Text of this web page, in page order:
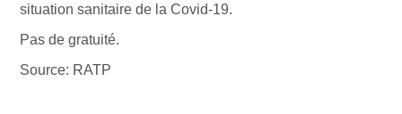
situation sanitaire de la Covid-19.
Pas de gratuité.
Source: RATP